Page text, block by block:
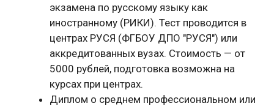
экзамена по русскому языку как
иностранному (РИКИ). Тест проводится в
центрах РУСЯ (ФГБОУ ДПО "РУСЯ") или
аккредитованных вузах. Стоимость — от
5000 рублей, подготовка возможна на
курсах при центрах.
Диплом о среднем профессиональном или